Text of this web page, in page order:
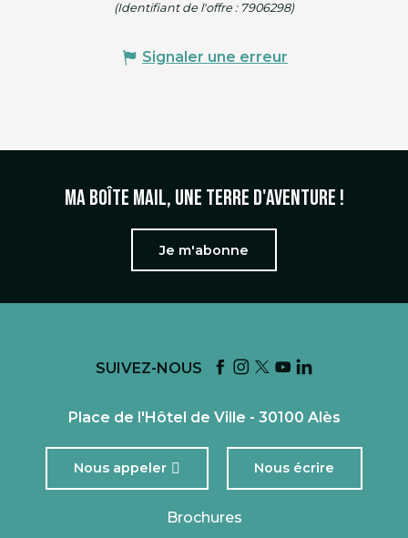
(Identifiant de l'offre : 7906298)
Signaler une erreur
Ma boîte mail, une terre d'aventure !
Je m'abonne
SUIVEZ-NOUS
Place de l'Hôtel de Ville - 30100 Alès
Nous appeler Nous écrire
Brochures